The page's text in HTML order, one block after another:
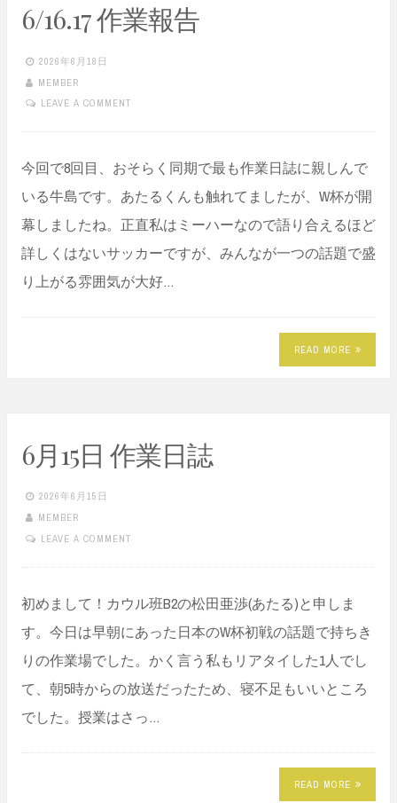
6/16.17 作業報告
2026年6月18日
MEMBER
LEAVE A COMMENT
今回で8回目、おそらく同期で最も作業日誌に親しんで
いる牛島です。あたるくんも触れてましたが、W杯が開
幕しましたね。正直私はミーハーなので語り合えるほど
詳しくはないサッカーですが、みんなが一つの話題で盛
り上がる雰囲気が大好…
READ MORE
6月15日 作業日誌
2026年6月15日
MEMBER
LEAVE A COMMENT
初めまして！カウル班B2の松田亜渉(あたる)と申しま
す。今日は早朝にあった日本のW杯初戦の話題で持ちき
りの作業場でした。かく言う私もリアタイした1人でし
て、朝5時からの放送だったため、寝不足もいいところ
でした。授業はさっ…
READ MORE